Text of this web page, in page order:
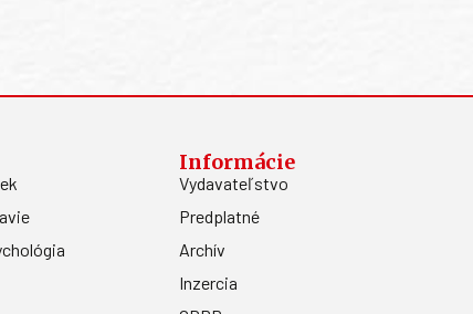
Informácie
Vydavateľstvo
Predplatné
Archív
Inzercia